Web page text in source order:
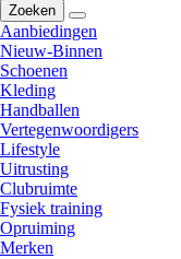
Zoeken
Aanbiedingen
Nieuw-Binnen
Schoenen
Kleding
Handballen
Vertegenwoordigers
Lifestyle
Uitrusting
Clubruimte
Fysiek training
Opruiming
Merken